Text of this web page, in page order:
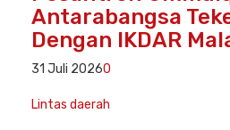
Antarabangsa
Dengan IKDAR
31 Juli 20260
Lintas daerah